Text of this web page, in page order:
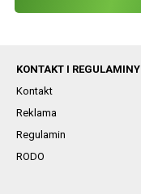
KONTAKT I REGULAMINY
Kontakt
Reklama
Regulamin
RODO